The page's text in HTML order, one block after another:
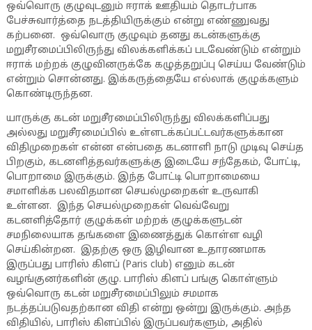
ஒவ்வொரு குழுவுடனும் ஈராக் ஊதியம் தொடர்பாக
பேச்சுவார்த்தை நடத்தியிருக்கும் என்று எண்ணுவது
கற்பனை. ஒவ்வொரு குழுவும் தனது கடன்களுக்கு
மறுசீரமைப்பிலிருந்து விலக்களிக்கப் படவேண்டும் என்றும்
ஈராக் மற்றக் குழுவினருக்கே கழுத்தறுப்பு செய்ய வேண்டும்
என்றும் சொன்னது. இக்கருத்தையே எல்லாக் குழுக்களும்
கொண்டிருந்தன.
யாருக்கு கடன் மறுசீரமைப்பிலிருந்து விலக்களிப்பது
அல்லது மறுசீரமைப்பில் உள்ளடக்கப்பட்டவர்களுக்கான
விதிமுறைகள் என்ன என்பதை கடனாளி நாடு முடிவு செய்த
பிறகும், கடனளித்தவர்களுக்கு இடையே சந்தேகம், போட்டி,
பொறாமை இருக்கும். இந்த போட்டி பொறாமையை
சமாளிக்க பலவிதமான செயல்முறைகள் உருவாகி
உள்ளன. இந்த செயல்முறைகள் வெவ்வேறு
கடனளித்தோர் குழுக்கள் மற்றக் குழுக்களுடன்
சமநிலையாக தங்களை இணைத்துக் கொள்ள வழி
செய்கின்றன. இதற்கு ஒரு இழிவான உதாரணமாக
இருப்பது பாரிஸ் கிளப் (Paris club) எனும் கடன்
வழங்குனர்களின் குழு. பாரிஸ் கிளப் பங்கு கொள்ளும்
ஒவ்வொரு கடன் மறுசீரமைப்பிலும் சமமாக
நடத்தப்படுவதற்கான விதி என்று ஒன்று இருக்கும். அந்த
விதியில், பாரிஸ் கிளப்பில் இருப்பவர்களும், அதில்